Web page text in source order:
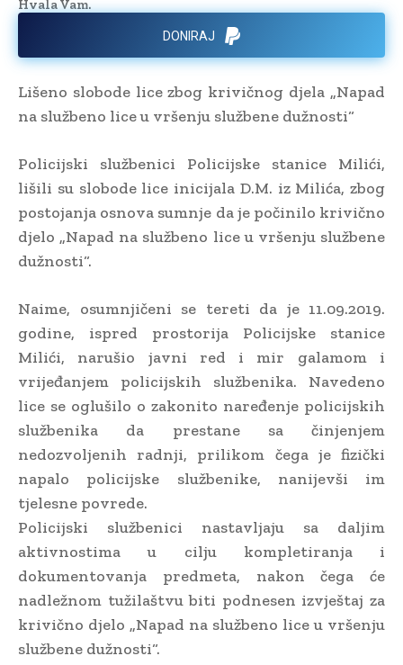
Hvala Vam.
DONIRAJ
Lišeno slobode lice zbog krivičnog djela „Napad
na službeno lice u vršenju službene dužnosti“
Policijski službenici Policijske stanice Milići,
lišili su slobode lice inicijala D.M. iz Milića, zbog
postojanja osnova sumnje da je počinilo krivično
djelo „Napad na službeno lice u vršenju službene
dužnosti“.
Naime, osumnjičeni se tereti da je 11.09.2019.
godine, ispred prostorija Policijske stanice
Milići, narušio javni red i mir galamom i
vrijeđanjem policijskih službenika. Navedeno
lice se oglušilo o zakonito naređenje policijskih
službenika da prestane sa činjenjem
nedozvoljenih radnji, prilikom čega je fizički
napalo policijske službenike, nanijevši im
tjelesne povrede.
Policijski službenici nastavljaju sa daljim
aktivnostima u cilju kompletiranja i
dokumentovanja predmeta, nakon čega će
nadležnom tužilaštvu biti podnesen izvještaj za
krivično djelo „Napad na službeno lice u vršenju
službene dužnosti“.